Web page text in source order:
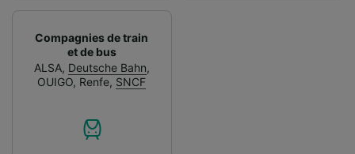
Compagnies de train
et de bus
ALSA, Deutsche Bahn,
OUIGO, Renfe, SNCF